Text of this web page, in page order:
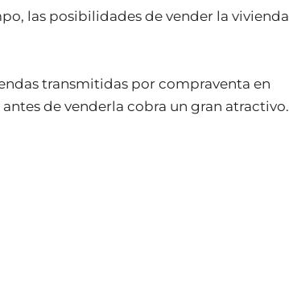
las posibilidades de vender la vivienda
transmitidas por compraventa en
de venderla cobra un gran atractivo.